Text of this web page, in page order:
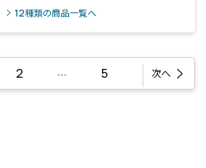
12種類の商品一覧へ
2 … 5 次へ